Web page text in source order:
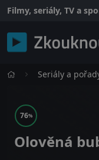
Filmy, seriály, TV a
Seriály a
76%
Olověná